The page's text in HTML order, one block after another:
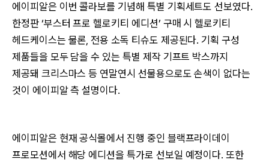
에이피알은 이번 콜라보를 기념해 특별 기획세트도 선보였다.
한정판 ‘부스터 프로 헬로키티 에디션’ 구매 시 헬로키티
헤드케이스는 물론, 전용 소독 티슈도 제공된다. 기획 구성
제품들을 모두 담을 수 있는 특별 제작 기프트 박스까지
제공돼 크리스마스 등 연말연시 선물용으로도 손색이 없다는
것이 에이피알 측 설명이다.
에이피알은 현재 공식몰에서 진행 중인 블랙프라이데이
프로모션에서 해당 에디션을 특가로 선보일 예정이다. 또한